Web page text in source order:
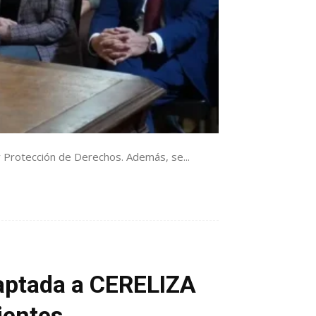
de Derechos. Además, se...
a CERELIZA